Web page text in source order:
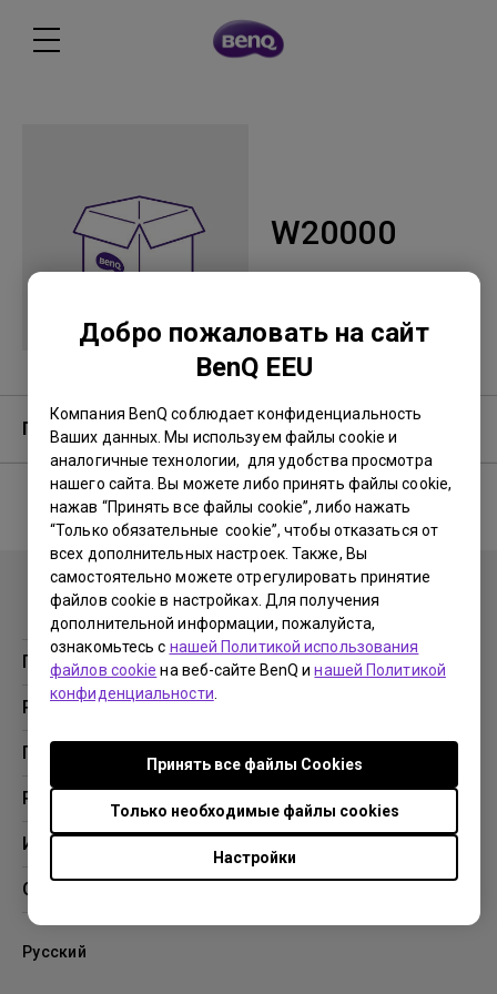
Добро пожаловать на сайт
BenQ EEU
Компания BenQ соблюдает конфиденциальность
Ваших данных. Мы используем файлы cookie и
аналогичные технологии, для удобства просмотра
нашего сайта. Вы можете либо принять файлы cookie,
нажав “Принять все файлы cookie”, либо нажать
“Только обязательные cookie”, чтобы отказаться от
всех дополнительных настроек. Также, Вы
самостоятельно можете отрегулировать принятие
файлов cookie в настройках. Для получения
дополнительной информации, пожалуйста,
ознакомьтесь с нашей Политикой использования
файлов cookie на веб-сайте BenQ инашей Политикой
конфиденциальности
Настройки
Только необходимые файлы cookies
Принять все файлы Сookies
W20000
Гарантия
No related warranty information
Продукция
Проекторы
Решения
Образование
Поддержка
Поддержка
Ресурсы
Проекционный калькулятор
Информация
BenQ AQCOLOR
О компании BenQ
Профиль компании
Новости
Русский